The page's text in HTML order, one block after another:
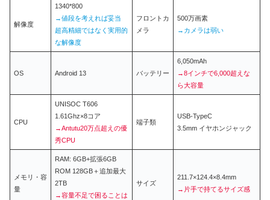
解像度
1340*800
→値段を考えれば妥当
超高精細ではなく実用的
な解像度
フロントカ
メラ
500万画素
→カメラは弱い
OS Android 13 バッテリー
6,050mAh
→8インチで6,000超えな
ら大容量
CPU
UNISOC T606
1.61Ghz×8コア
→Antutu20万点超えの優
秀CPU
端子類
USB-TypeC
3.5mm イヤホンジャック
メモリ・容
量
RAM: 6GB+拡張6GB
ROM 128GB＋追加最大
2TB
→容量不足で困ることは
サイズ
211.7×124.4×8.4mm
→片手で持てるサイズ感